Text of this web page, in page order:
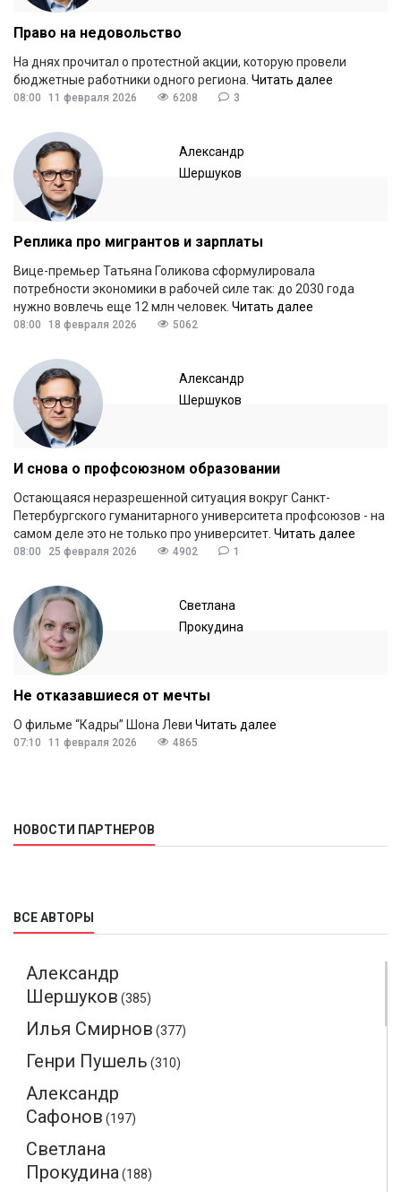
Право на недовольство
На днях прочитал о протестной акции, которую провели
бюджетные работники одного региона. Читать далее
08:00 11 февраля 2026 6208 3
Александр
Шершуков
Реплика про мигрантов и зарплаты
Вице-премьер Татьяна Голикова сформулировала
потребности экономики в рабочей силе так: до 2030 года
нужно вовлечь еще 12 млн человек. Читать далее
08:00 18 февраля 2026 5062
Александр
Шершуков
И снова о профсоюзном образовании
Остающаяся неразрешенной ситуация вокруг Санкт-
Петербургского гуманитарного университета профсоюзов - на
самом деле это не только про университет. Читать далее
08:00 25 февраля 2026 4902 1
Светлана
Прокудина
Не отказавшиеся от мечты
О фильме “Кадры” Шона Леви Читать далее
07:10 11 февраля 2026 4865
НОВОСТИ ПАРТНЕРОВ
ВСЕ АВТОРЫ
Александр
Шершуков (385)
Илья Смирнов (377)
Генри Пушель (310)
Александр
Сафонов (197)
Светлана
Прокудина (188)